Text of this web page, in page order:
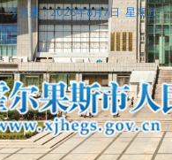
今天是：2026年8月7日 星期五